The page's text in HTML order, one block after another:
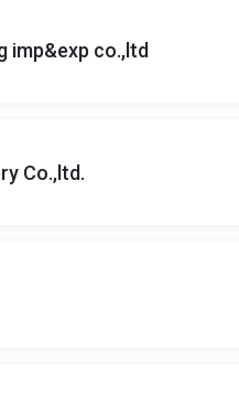
imp&exp co.,ltd
Co.,ltd.